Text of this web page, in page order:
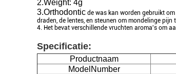
2.Weight: 4g
3.Orthodontic de was kan worden gebruikt
draden, de lentes, en steunen om mondelinge pijn
4. Het bevat verschillende vruchten aroma's om
Specificatie:
Productnaam
ModelNumber